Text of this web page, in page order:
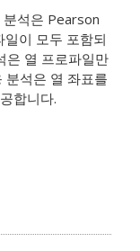
석은 Pearson
이 모두 포함되
은 열 프로파일만
분석은 열 좌표를
합니다.